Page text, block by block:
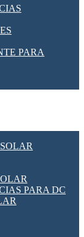
PARA
PARA DC